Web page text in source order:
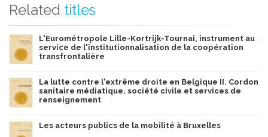
Related titles
L'Eurométropole Lille-Kortrijk-Tournai, instrument au
service de l'institutionnalisation de la coopération
transfrontalière
La lutte contre l'extrême droite en Belgique II. Cordon
sanitaire médiatique, société civile et services de
renseignement
Les acteurs publics de la mobilité à Bruxelles